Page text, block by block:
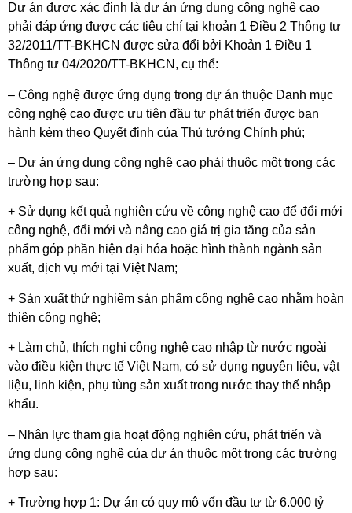
Dự án được xác định là dự án ứng dụng công nghệ cao
phải đáp ứng được các tiêu chí tại khoản 1 Điều 2 Thông tư
32/2011/TT-BKHCN được sửa đổi bởi Khoản 1 Điều 1
Thông tư 04/2020/TT-BKHCN, cụ thể:
– Công nghệ được ứng dụng trong dự án thuộc Danh mục
công nghệ cao được ưu tiên đầu tư phát triển được ban
hành kèm theo Quyết định của Thủ tướng Chính phủ;
– Dự án ứng dụng công nghệ cao phải thuộc một trong các
trường hợp sau:
+ Sử dụng kết quả nghiên cứu về công nghệ cao để đổi mới
công nghệ, đổi mới và nâng cao giá trị gia tăng của sản
phẩm góp phần hiện đại hóa hoặc hình thành ngành sản
xuất, dịch vụ mới tại Việt Nam;
+ Sản xuất thử nghiệm sản phẩm công nghệ cao nhằm hoàn
thiện công nghệ;
+ Làm chủ, thích nghi công nghệ cao nhập từ nước ngoài
vào điều kiện thực tế Việt Nam, có sử dụng nguyên liệu, vật
liệu, linh kiện, phụ tùng sản xuất trong nước thay thế nhập
khẩu.
– Nhân lực tham gia hoạt động nghiên cứu, phát triển và
ứng dụng công nghệ của dự án thuộc một trong các trường
hợp sau:
+ Trường hợp 1: Dự án có quy mô vốn đầu tư từ 6.000 tỷ